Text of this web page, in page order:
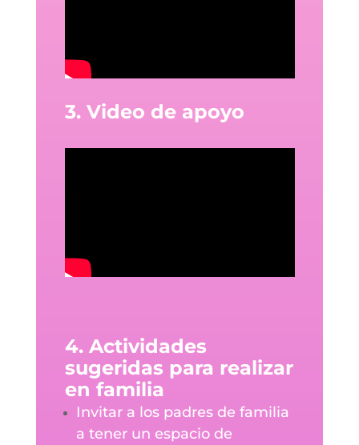
3. Video de apoyo
4. Actividades
sugeridas para realizar
en familia
Invitar a los padres de familia
a tener un espacio de